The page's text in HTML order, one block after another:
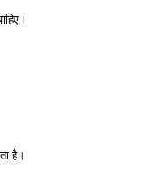
है।